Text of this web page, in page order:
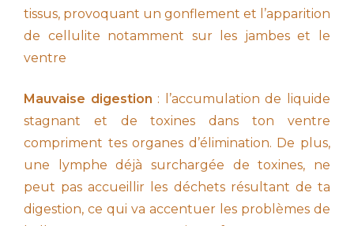
tissus, provoquant un gonflement et l’apparition
de cellulite notamment sur les jambes et le
ventre
Mauvaise digestion : l’accumulation de liquide
stagnant et de toxines dans ton ventre
compriment tes organes d’élimination. De plus,
une lymphe déjà surchargée de toxines, ne
peut pas accueillir les déchets résultant de ta
digestion, ce qui va accentuer les problèmes de